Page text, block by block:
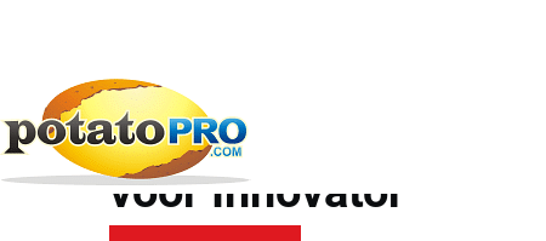
要
内
容
Aviko Potato
voor Innovator